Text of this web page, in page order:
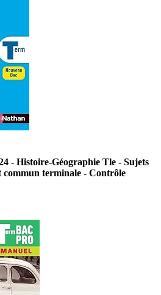
- Histoire-Géographie Tle - Sujets
commun terminale - Contrôle